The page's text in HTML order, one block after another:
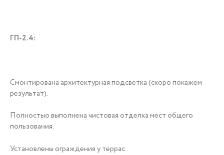
ГП-2.4:
Смонтирована архитектурная подсветка (скоро покажем
результат).
Полностью выполнена чистовая отделка мест общего
пользования.
Установлены ограждения у террас.